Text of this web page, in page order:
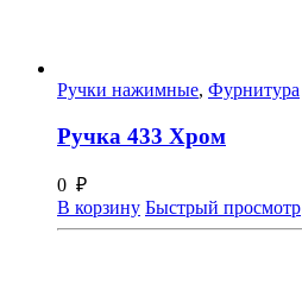
Ручки нажимные, Фурнитура
Ручка 433 Хром
0 ₽
В корзину Быстрый просмотр